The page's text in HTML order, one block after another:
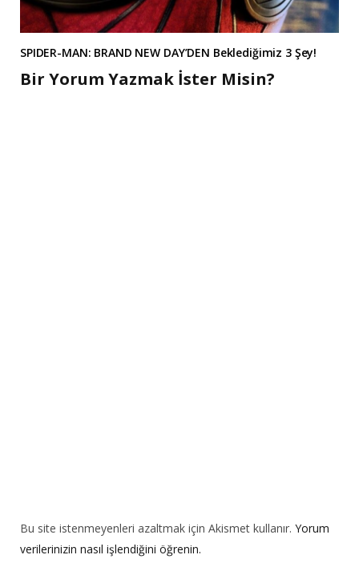
SPIDER-MAN: BRAND NEW DAY’DEN Beklediğimiz 3 Şey!
Bir Yorum Yazmak İster Misin?
Bu site istenmeyenleri azaltmak için Akismet kullanır. Yorum
verilerinizin nasıl işlendiğini öğrenin.